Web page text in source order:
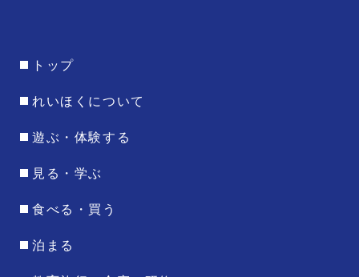
トップ
れいほくについて
遊ぶ・体験する
見る・学ぶ
食べる・買う
泊まる